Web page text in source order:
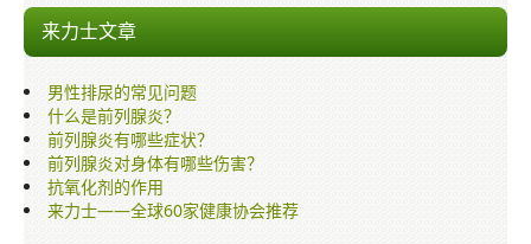
来力士文章
男性排尿的常见问题
什么是前列腺炎？
前列腺炎有哪些症状？
前列腺炎对身体有哪些伤害？
抗氧化剂的作用
来力士——全球60家健康协会推荐